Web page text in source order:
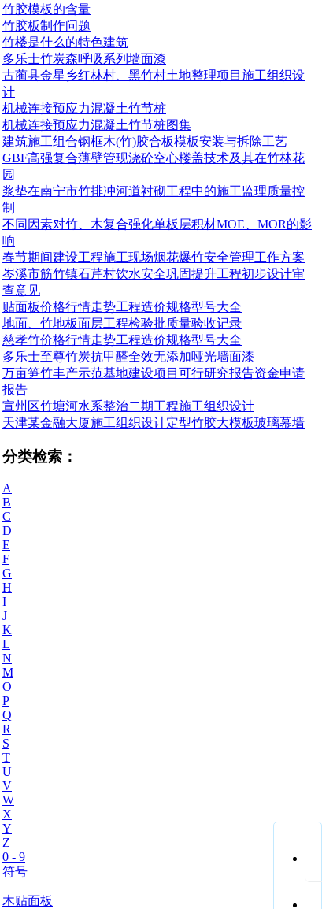
竹胶模板的含量
竹胶板制作问题
竹楼是什么的特色建筑
多乐士竹炭森呼吸系列墙面漆
古蔺县金星乡红林村、黑竹村土地整理项目施工组织设
计
机械连接预应力混凝土竹节桩
机械连接预应力混凝土竹节桩图集
建筑施工组合钢框木(竹)胶合板模板安装与拆除工艺
GBF高强复合薄壁管现浇砼空心楼盖技术及其在竹林花
园
浆垫在南宁市竹排冲河道衬砌工程中的施工监理质量控
制
不同因素对竹、木复合强化单板层积材MOE、MOR的影
响
春节期间建设工程施工现场烟花爆竹安全管理工作方案
岑溪市筋竹镇石芹村饮水安全巩固提升工程初步设计审
查意见
贴面板价格行情走势工程造价规格型号大全
地面、竹地板面层工程检验批质量验收记录
慈孝竹价格行情走势工程造价规格型号大全
多乐士至尊竹炭抗甲醛全效无添加哑光墙面漆
万亩笋竹丰产示范基地建设项目可行研究报告资金申请
报告
宣州区竹塘河水系整治二期工程施工组织设计
天津某金融大厦施工组织设计定型竹胶大模板玻璃幕墙
分类检索：
A
B
C
D
E
F
G
H
I
J
K
L
N
M
O
P
Q
R
S
T
U
V
W
X
Y
Z
0 - 9
符号
木贴面板